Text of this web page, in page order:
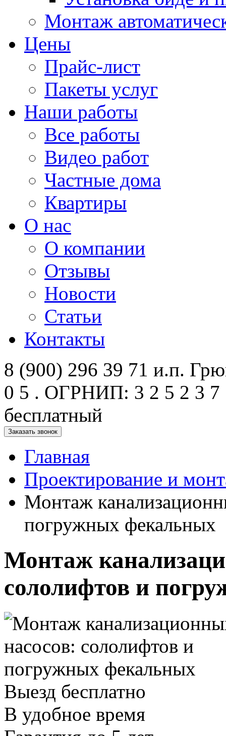
Монтаж
Цены
Прайс-лист
Пакеты услуг
Наши работы
Все работы
Видео работ
Частные дома
Квартиры
О нас
О компании
Отзывы
Новости
Статьи
Контакты
8 (900) 296 39 71 и.п.
0 5 . ОГРНИП: 3 2 5 2 3 7
бесплатный
Заказать звонок
Главная
Проектирование и
Монтаж
погружных фекальных
Монтаж
сололифтов и
Выезд бесплатно
В удобное время